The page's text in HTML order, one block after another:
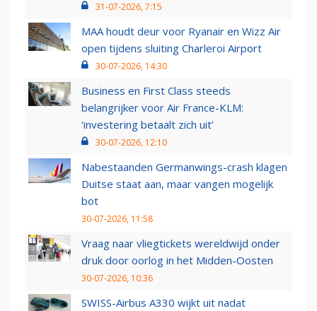
31-07-2026, 7:15
MAA houdt deur voor Ryanair en Wizz Air
open tijdens sluiting Charleroi Airport
30-07-2026, 14:30
Business en First Class steeds
belangrijker voor Air France-KLM:
‘investering betaalt zich uit’
30-07-2026, 12:10
Nabestaanden Germanwings-crash klagen
Duitse staat aan, maar vangen mogelijk
bot
30-07-2026, 11:58
Vraag naar vliegtickets wereldwijd onder
druk door oorlog in het Midden-Oosten
30-07-2026, 10:36
SWISS-Airbus A330 wijkt uit nadat